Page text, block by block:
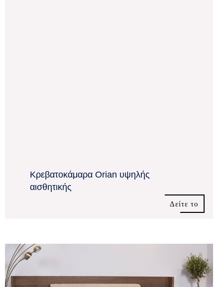
Κρεβατοκάμαρα Orian υψηλής
αισθητικής
Δείτε το